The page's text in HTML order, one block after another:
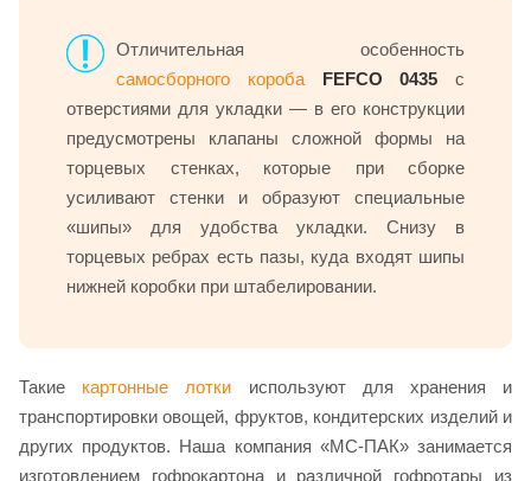
Отличительная особенность
самосборного короба
FEFCO 0435 с
отверстиями для укладки — в его конструкции
предусмотрены клапаны сложной формы на
торцевых стенках, которые при сборке
усиливают стенки и образуют специальные
«шипы» для удобства укладки. Снизу в
торцевых ребрах есть пазы, куда входят шипы
нижней коробки при штабелировании.
Такие картонные лотки используют для хранения и
транспортировки овощей, фруктов, кондитерских изделий и
других продуктов. Наша компания «МС-ПАК» занимается
изготовлением гофрокартона и различной гофротары из